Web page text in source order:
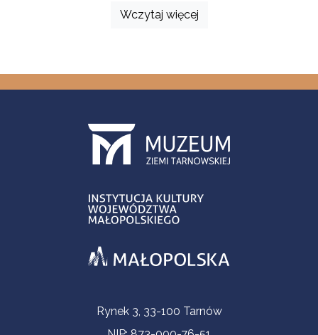
Wczytaj więcej
Informacje kontaktoweRynek 3, 33-100 Tarnów